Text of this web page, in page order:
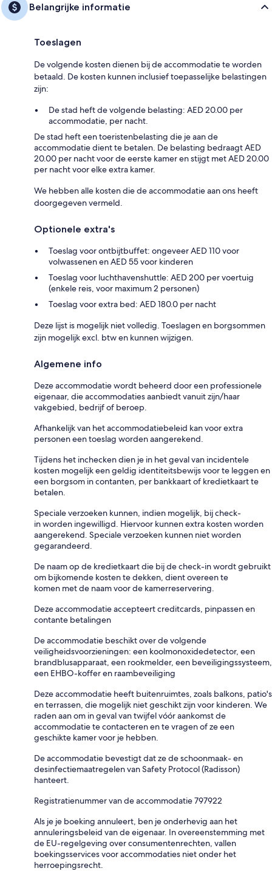
Belangrijke informatie
Toeslagen
De volgende kosten dienen bij de accommodatie te worden
betaald. De kosten kunnen inclusief toepasselijke belastingen
zijn:
De stad heft de volgende belasting: AED 20.00 per
accommodatie, per nacht.
De stad heft een toeristenbelasting die je aan de
accommodatie dient te betalen. De belasting bedraagt AED
20.00 per nacht voor de eerste kamer en stijgt met AED 20.00
per nacht voor elke extra kamer.
We hebben alle kosten die de accommodatie aan ons heeft
doorgegeven vermeld.
Optionele extra's
Toeslag voor ontbijtbuffet: ongeveer AED 110 voor
volwassenen en AED 55 voor kinderen
Toeslag voor luchthavenshuttle: AED 200 per voertuig
(enkele reis, voor maximum 2 personen)
Toeslag voor extra bed: AED 180.0 per nacht
Deze lijst is mogelijk niet volledig. Toeslagen en borgsommen
zijn mogelijk excl. btw en kunnen wijzigen.
Algemene info
Deze accommodatie wordt beheerd door een professionele
eigenaar, die accommodaties aanbiedt vanuit zijn/haar
vakgebied, bedrijf of beroep.
Afhankelijk van het accommodatiebeleid kan voor extra
personen een toeslag worden aangerekend.
Tijdens het inchecken dien je in het geval van incidentele
kosten mogelijk een geldig identiteitsbewijs voor te leggen en
een borgsom in contanten, per bankkaart of kredietkaart te
betalen.
Speciale verzoeken kunnen, indien mogelijk, bij check-
in worden ingewilligd. Hiervoor kunnen extra kosten worden
aangerekend. Speciale verzoeken kunnen niet worden
gegarandeerd.
De naam op de kredietkaart die bij de check-in wordt gebruikt
om bijkomende kosten te dekken, dient overeen te
komen met de naam voor de kamerreservering.
Deze accommodatie accepteert creditcards, pinpassen en
contante betalingen
De accommodatie beschikt over de volgende
veiligheidsvoorzieningen: een koolmonoxidedetector, een
brandblusapparaat, een rookmelder, een beveiligingssysteem,
een EHBO-koffer en raambeveiliging
Deze accommodatie heeft buitenruimtes, zoals balkons, patio's
en terrassen, die mogelijk niet geschikt zijn voor kinderen. We
raden aan om in geval van twijfel vóór aankomst de
accommodatie te contacteren en te vragen of ze een
geschikte kamer voor je hebben.
De accommodatie bevestigt dat ze de schoonmaak- en
desinfectiemaatregelen van Safety Protocol (Radisson)
hanteert.
Registratienummer van de accommodatie 797922
Als je je boeking annuleert, ben je onderhevig aan het
annuleringsbeleid van de eigenaar. In overeenstemming met
de EU-regelgeving over consumentenrechten, vallen
boekingsservices voor accommodaties niet onder het
herroepingsrecht.